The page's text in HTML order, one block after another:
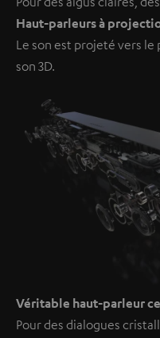
Haut-parleurs à
Le son est projeté vers
son 3D.
Véritable haut-parleur
Pour des dialogues